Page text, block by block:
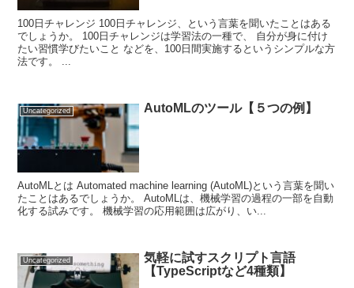
100日チャレンジ 100日チャレンジ、という言葉を聞いたことはある
でしょうか。 100日チャレンジは学習法の一種で、 自分が身に付け
たい習慣学びたいこと などを、100日間実施するというシンプルな方
法です。 ...
Uncategorized AutoMLのツール【５つの例】
AutoMLとは Automated machine learning (AutoML)という言葉を聞い
たことはあるでしょうか。 AutoMLは、機械学習の過程の一部を自動
化する試みです。 機械学習の応用範囲は広がり、い...
Uncategorized
気軽に試すスクリプト言語
【TypeScriptなど4種類】